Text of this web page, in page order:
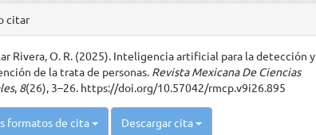
citar
Rivera, O. R. (2025). Inteligencia artificial para la detección y
de la trata de personas. Revista Mexicana De Ciencias
, 8(26), 3–26. https://doi.org/10.57042/rmcp.v9i26.895
formatos de cita Descargar cita